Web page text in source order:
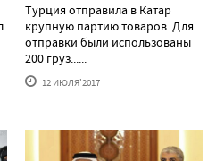
Турция отправила в Катар
крупную партию товаров. Для
отправки были использованы
200 груз......
12 ИЮЛЯ'2017